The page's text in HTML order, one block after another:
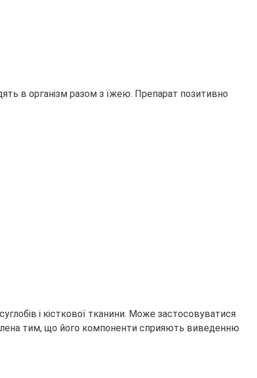
в організм разом з їжею. Препарат позитивно
і кісткової тканини. Може застосовуватися
тим, що його компоненти сприяють виведенню